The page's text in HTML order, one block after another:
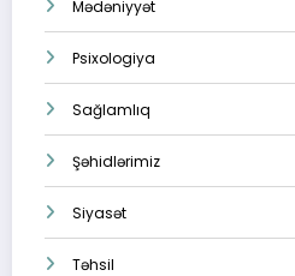
Mədəniyyət
Psixologiya
Sağlamlıq
Şəhidlərimiz
Siyasət
Təhsil